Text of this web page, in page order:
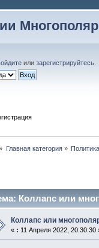
или зарегистрируйтесь
Главная категория» Политика
Коллапс или
Коллапс или
« : 11 Апреля 2022, 20:30:30